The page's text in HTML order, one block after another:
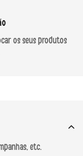
os seus produtos
etc.